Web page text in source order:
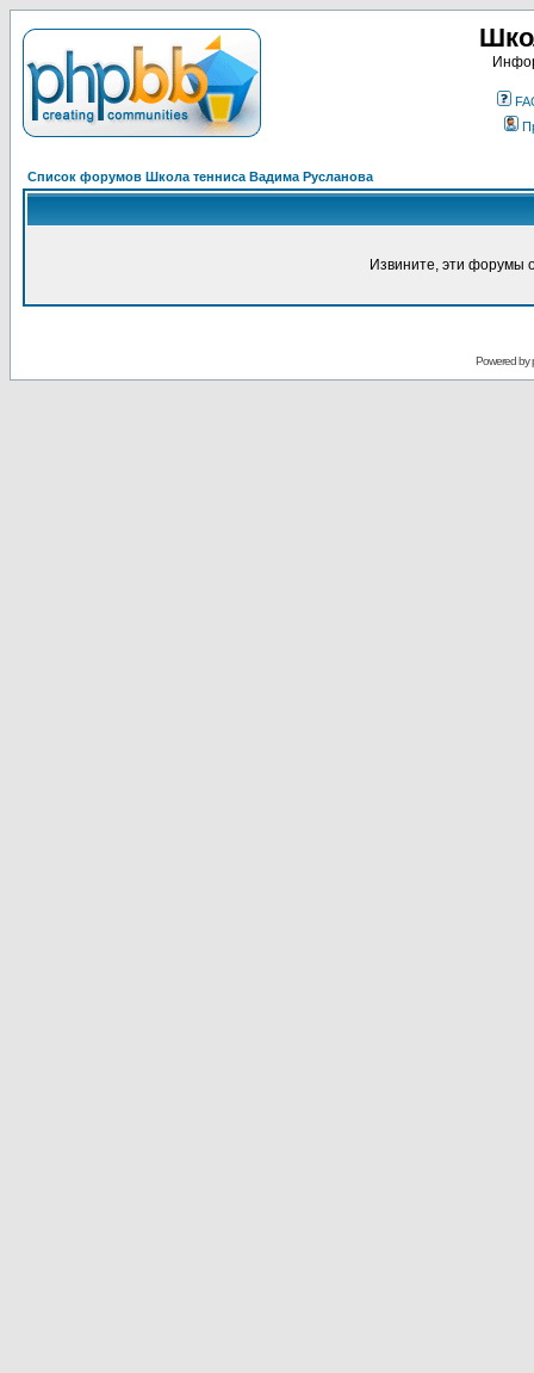
Список форумов Школа тенниса Вадима Русланова
Извините, эти форумы
Powered by